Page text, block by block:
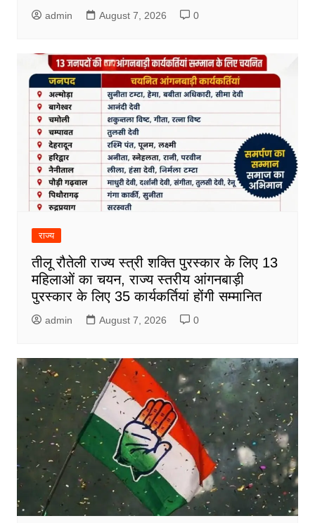
admin August 7, 2026 0
राज्य
तीलू रौतेली राज्य स्त्री शक्ति पुरस्कार के लिए 13
महिलाओं का चयन, राज्य स्तरीय आंगनबाड़ी
पुरस्कार के लिए 35 कार्यकर्तियां होंगी सम्मानित
admin August 7, 2026 0